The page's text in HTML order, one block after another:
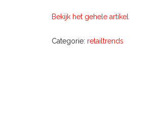
Bekijk het gehele artikel
Categorie: retailtrends